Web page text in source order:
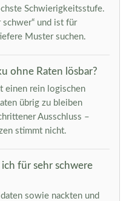
Schwierigkeitsstufe.
und ist für
Muster suchen.
ohne Raten lösbar?
einen rein logischen
übrig zu bleiben
Ausschluss –
stimmt nicht.
für sehr schwere
sowie nackten und